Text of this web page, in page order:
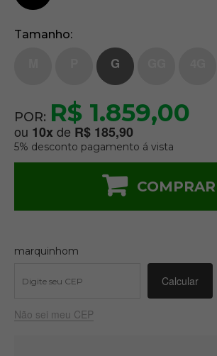
Tamanho
G
POR: R$ 1.859,00
ou 10xde R$ 185,90
5% desconto pagamento á vista
COMPRAR
marquinhom
Não sei meu CEP